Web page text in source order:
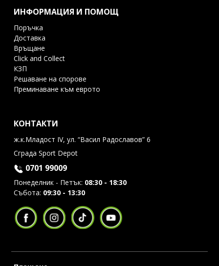
ИНФОРМАЦИЯ И ПОМОЩ
Поръчка
Доставка
Връщане
Click and Collect
КЗП
Решаване на спорове
Преминаване към еврото
КОНТАКТИ
ж.к.Младост IV, ул. “Васил Радославов” 6
Сграда Sport Depot
0701 99009
Понеделник - Петък: 08:30 - 18:30
Събота: 09:30 - 13:30